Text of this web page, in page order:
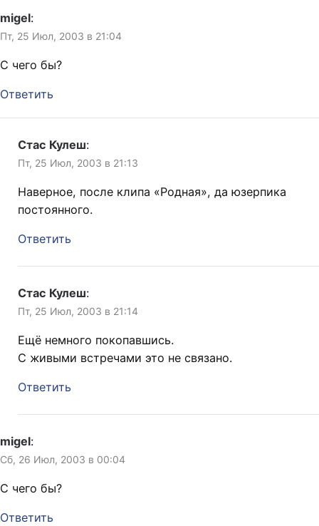
migel:
Пт, 25 Июл, 2003 в 21:04
C чего бы?
Ответить
Стас Кулеш:
Пт, 25 Июл, 2003 в 21:13
Наверное, после клипа «Родная», да юзерпика
постоянного.
Ответить
Стас Кулеш:
Пт, 25 Июл, 2003 в 21:14
Ещё немного покопавшись.
С живыми встречами это не связано.
Ответить
migel:
Сб, 26 Июл, 2003 в 00:04
C чего бы?
Ответить